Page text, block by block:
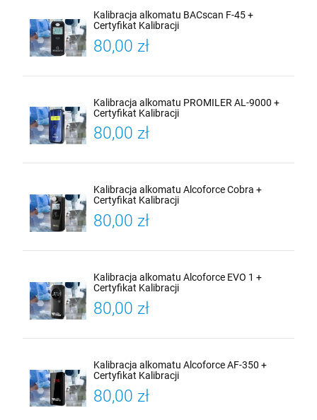
Kalibracja alkomatu BACscan F-45 +
Certyfikat Kalibracji
80,00 zł
Kalibracja alkomatu PROMILER AL-9000 +
Certyfikat Kalibracji
80,00 zł
Kalibracja alkomatu Alcoforce Cobra +
Certyfikat Kalibracji
80,00 zł
Kalibracja alkomatu Alcoforce EVO 1 +
Certyfikat Kalibracji
80,00 zł
Kalibracja alkomatu Alcoforce AF-350 +
Certyfikat Kalibracji
80,00 zł